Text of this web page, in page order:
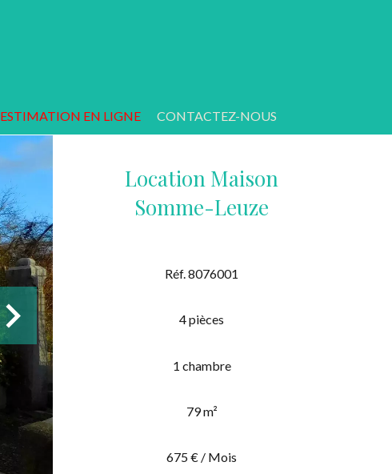
ESTIMATION EN LIGNE CONTACTEZ-NOUS
Location Maison
Somme-Leuze
Réf. 8076001
4 pièces
1 chambre
79 m²
675 € / Mois